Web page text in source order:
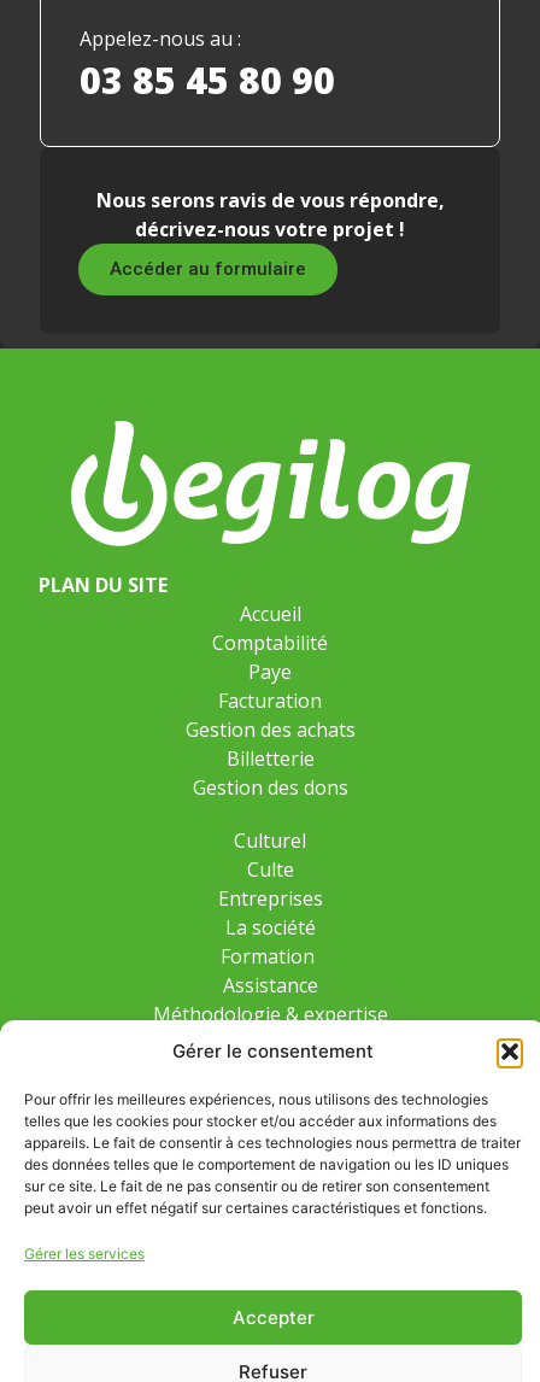
Gérer le consentement
Pour offrir les meilleures expériences, nous utilisons des technologies
telles que les cookies pour stocker et/ou accéder aux informations des
appareils. Le fait de consentir à ces technologies nous permettra de traiter
des données telles que le comportement de navigation ou les ID uniques
sur ce site. Le fait de ne pas consentir ou de retirer son consentement
peut avoir un effet négatif sur certaines caractéristiques et fonctions.
Gérer les services
Accepter
Refuser
Appelez-nous au :
03 85 45 80 90
Nous serons ravis de vous répondre,
décrivez-nous votre projet !
Accéder au formulaire
PLAN DU SITE
Accueil
Comptabilité
Paye
Facturation
Gestion des achats
Billetterie
Gestion des dons
Culturel
Culte
Entreprises
La société
Formation
Assistance
Méthodologie & expertise
NOUS CONTACTER
03 85 45 80 90
ventes@legilog.fr
Démo & contact
confidentialité